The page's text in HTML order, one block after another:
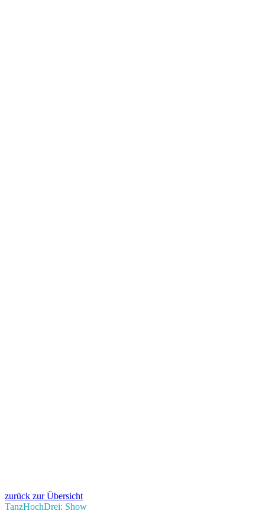
zurück zur Übersicht
TanzHochDrei: Show